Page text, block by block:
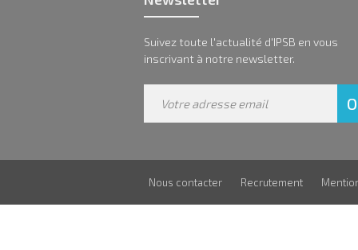
Suivez toute l'actualité d'IPSB en vous
inscrivant à notre newsletter.
Nous contacter Recrutement